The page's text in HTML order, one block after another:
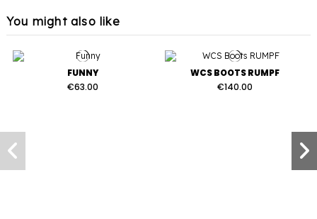
You might also like
FUNNY
€63.00
WCS BOOTS RUMPF
€140.00